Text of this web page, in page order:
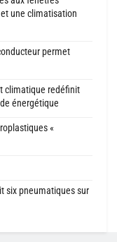
une climatisation
permet
climatique redéfinit
énergétique
«
six pneumatiques sur